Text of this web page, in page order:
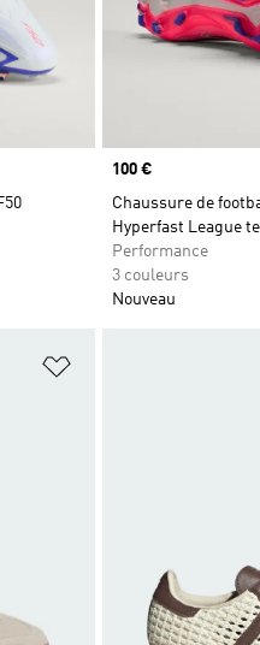
Prix
100 €
Chaussure de
Hyperfast League
Performance
3 couleurs
Nouveau